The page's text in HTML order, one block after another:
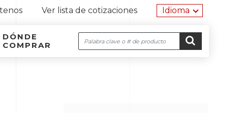
Ver lista de cotizaciones Idioma
Navegación por el sitio
Ir al contenido
DÓNDE
COMPRAR
Buscar